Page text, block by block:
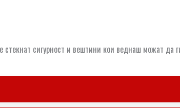
стекнат сигурност и вештини кои веднаш можат да